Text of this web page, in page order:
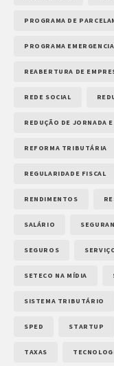
PROGRAMA DE
PROGRAMA
REABERTURA DE
REDE SOCIAL
REDUÇÃO DE JORNADA
REFORMA TRIBUTÁRIA
REGULARIDADE FISCAL
RENDIMENTOS
SALÁRIO
SEGUROS
SETECO NA MÍDIA
SISTEMA TRIBUTÁRIO
SPED STARTUP
TAXAS